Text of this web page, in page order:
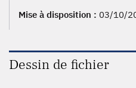
Mise à disposition : 03/10/
Dessin de fichier